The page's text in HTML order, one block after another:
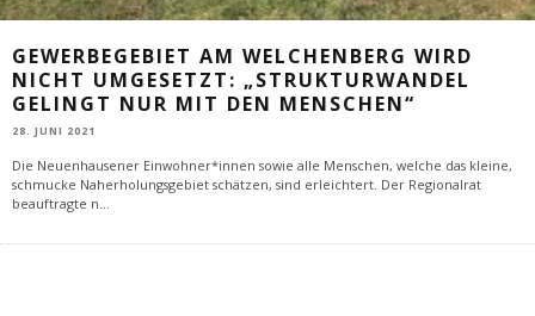
GEWERBEGEBIET AM WELCHENBERG WIRD
NICHT UMGESETZT: „STRUKTURWANDEL
GELINGT NUR MIT DEN MENSCHEN“
28. JUNI 2021
Die Neuenhausener Einwohner*innen sowie alle Menschen, welche das kleine,
schmucke Naherholungsgebiet schätzen, sind erleichtert. Der Regionalrat
beauftragte n...